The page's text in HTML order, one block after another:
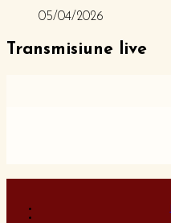
05/04/2026
Transmisiune live